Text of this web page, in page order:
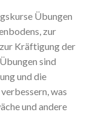
Übungen
zur
Kräftigung der
sind
und die
was
und andere